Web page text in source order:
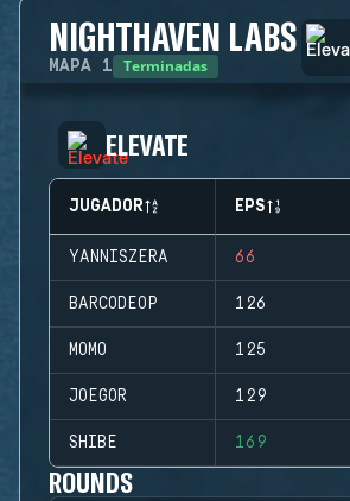
NIGHTHAVEN LABS
MAPA 1 Terminadas
ELEVATE
JUGADOR EPS
YANNISZERA 66
BARCODEOP 126
MOMO 125
JOEGOR 129
SHIBE 169
ROUNDS